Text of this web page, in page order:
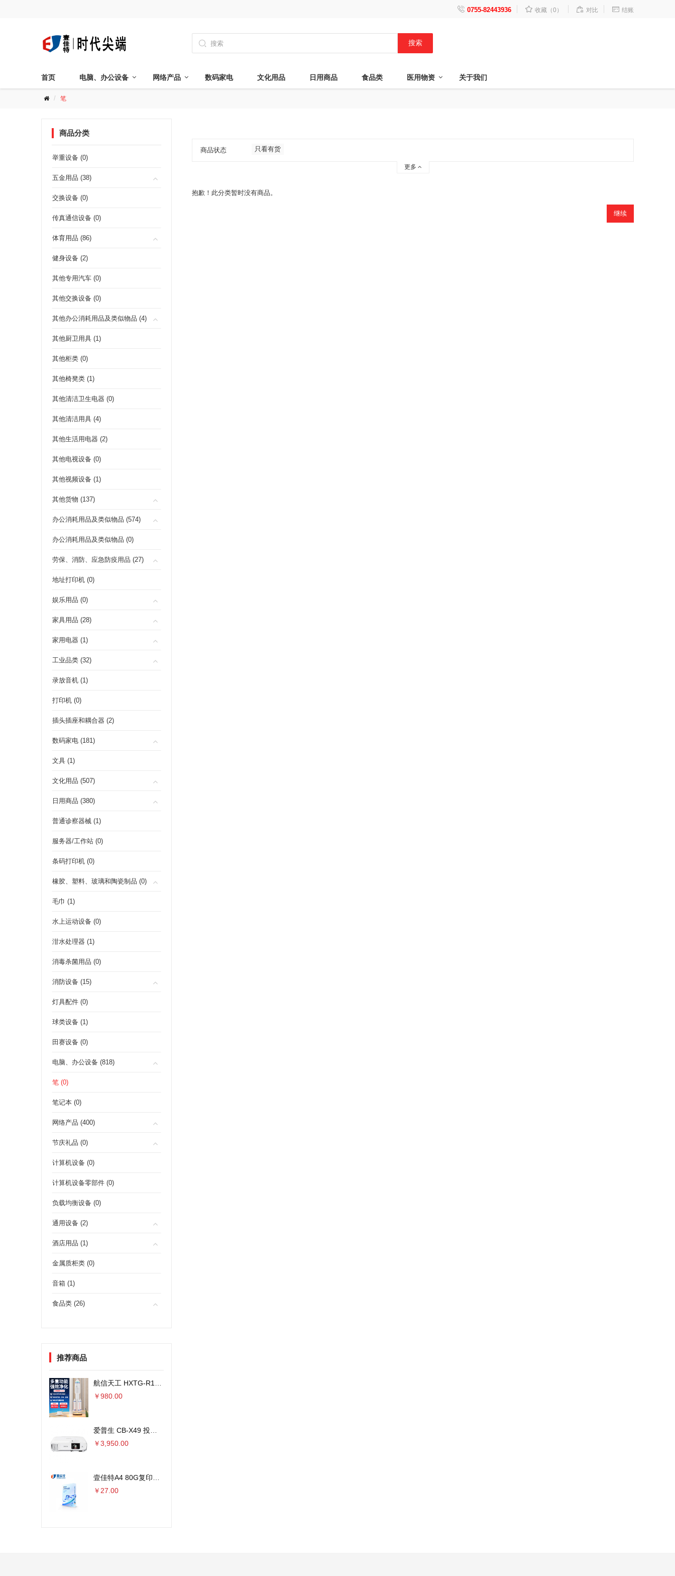
 0755-82443936  收藏（0）  对比  结账
 搜索
首页 电脑、办公设备 网络产品 数码家电 文化用品 日用商品 食品类 医用物资 关于我们
笔
商品分类
举重设备 (0)
五金用品 (38)
交换设备 (0)
传真通信设备 (0)
体育用品 (86)
健身设备 (2)
其他专用汽车 (0)
其他交换设备 (0)
其他办公消耗用品及类似物品 (4)
其他厨卫用具 (1)
其他柜类 (0)
其他椅凳类 (1)
其他清洁卫生电器 (0)
其他清洁用具 (4)
其他生活用电器 (2)
其他电视设备 (0)
其他视频设备 (1)
其他货物 (137)
办公消耗用品及类似物品 (574)
办公消耗用品及类似物品 (0)
劳保、消防、应急防疫用品 (27)
地址打印机 (0)
娱乐用品 (0)
家具用品 (28)
家用电器 (1)
工业品类 (32)
录放音机 (1)
打印机 (0)
插头插座和耦合器 (2)
数码家电 (181)
文具 (1)
文化用品 (507)
日用商品 (380)
普通诊察器械 (1)
服务器/工作站 (0)
条码打印机 (0)
橡胶、塑料、玻璃和陶瓷制品 (0)
毛巾 (1)
水上运动设备 (0)
泔水处理器 (1)
消毒杀菌用品 (0)
消防设备 (15)
灯具配件 (0)
球类设备 (1)
田赛设备 (0)
电脑、办公设备 (818)
笔 (0)
笔记本 (0)
网络产品 (400)
节庆礼品 (0)
计算机设备 (0)
计算机设备零部件 (0)
负载均衡设备 (0)
通用设备 (2)
酒店用品 (1)
金属质柜类 (0)
音箱 (1)
食品类 (26)
推荐商品
￥980.00
￥3,950.00
￥27.00
商品状态 只看有货
更多
抱歉！此分类暂时没有商品。
继续